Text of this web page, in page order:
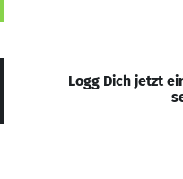
Logg Dich jetzt